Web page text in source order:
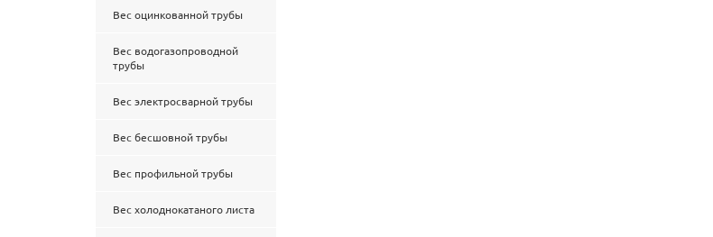
Вес оцинкованной трубы
Вес водогазопроводной
трубы
Вес электросварной трубы
Вес бесшовной трубы
Вес профильной трубы
Вес холоднокатаного листа